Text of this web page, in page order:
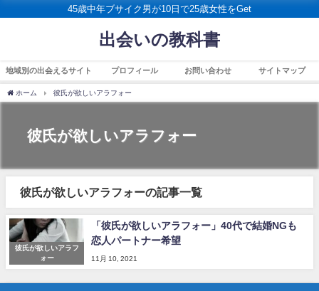
45歳中年ブサイク男が10日で25歳女性をGet
出会いの教科書
地域別の出会えるサイト プロフィール お問い合わせ サイトマップ
ホーム 彼氏が欲しいアラフォー
彼氏が欲しいアラフォー
彼氏が欲しいアラフォーの記事一覧
彼氏が欲しいアラフ
ォー
「彼氏が欲しいアラフォー」40代で結婚NGも
恋人パートナー希望
11月 10, 2021